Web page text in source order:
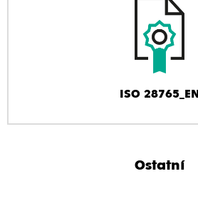
ISO 28765_EN
Ostatní